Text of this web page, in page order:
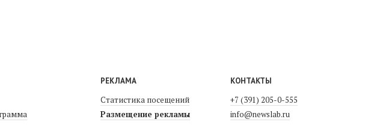
РЕКЛАМА
Статистика посещений
Размещение рекламы
КОНТАКТЫ
+7 (391) 205-0-555
info@newslab.ru